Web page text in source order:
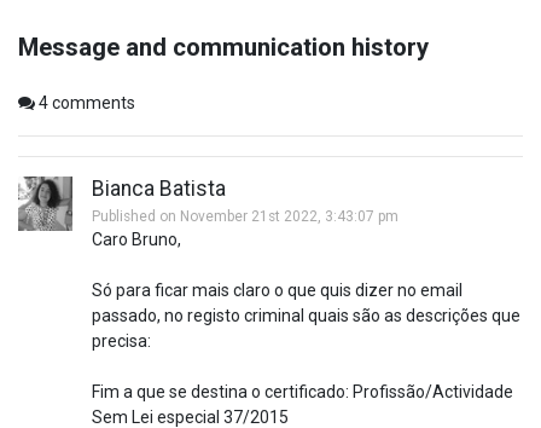
Message and communication history
4comments
Bianca Batista
Published on November 21st 2022, 3:43:07 pm
Caro Bruno,
Só para ficar mais claro o que quis dizer no email
passado, no registo criminal quais são as descrições que
precisa:
Fim a que se destina o certificado: Profissão/Actividade
Sem Lei especial 37/2015